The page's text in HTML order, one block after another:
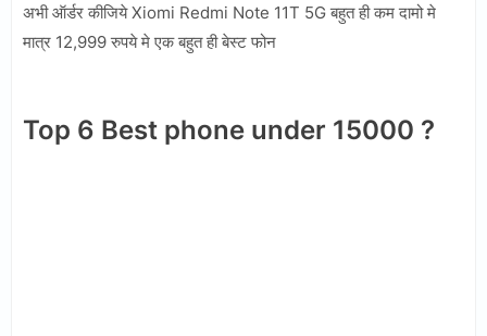
अभी ऑर्डर कीजिये Xiomi Redmi Note 11T 5G बहुत ही कम दामो मे
मात्र 12,999 रुपये मे एक बहुत ही बेस्ट फोन
Top 6 Best phone under 15000 ?